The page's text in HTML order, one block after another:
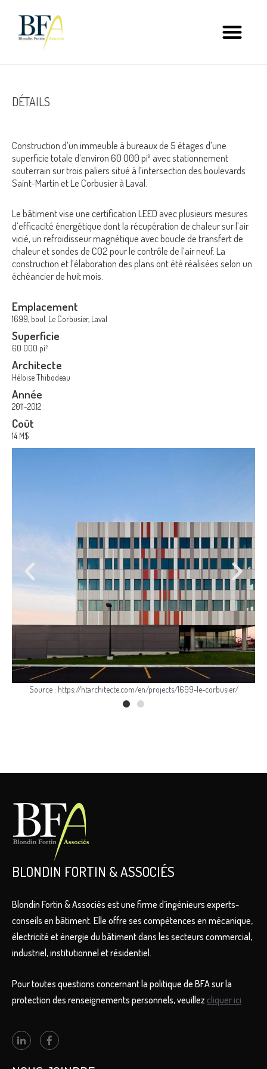
DÉTAILS
Construction d’un immeuble à bureaux de 5 étages d’une
superficie totale d’environ 60 000 pi² avec stationnement
souterrain sur trois paliers situé à l’intersection des boulevards
Saint-Martin et Le Corbusier à Laval.
Le bâtiment vise une certification LEED avec plusieurs mesures
d’efficacité énergétique dont la récupération de chaleur sur l’air
vicié, un refroidisseur magnétique avec boucle de transfert de
chaleur et sondes de CO2 pour le contrôle de l’air neuf. La
construction et l’élaboration des plans ont été réalisées selon un
échéancier de huit mois.
Emplacement
1699, boul. Le Corbusier, Laval
Superficie
60 000 pi²
Architecte
Héloise Thibodeau
Année
2011-2012
Coût
14 M$
Source : https://htarchitecte.com/en/projects/1699-le-corbusier/
BLONDIN FORTIN & ASSOCIÉS
Blondin Fortin & Associés est une firme d’ingénieurs experts-
conseils en bâtiment. Elle offre ses compétences en mécanique,
électricité et énergie du bâtiment dans les secteurs commercial,
industriel, institutionnel et résidentiel.
Pour toutes questions concernant la politique de BFA sur la
protection des renseignements personnels, veuillez cliquer ici